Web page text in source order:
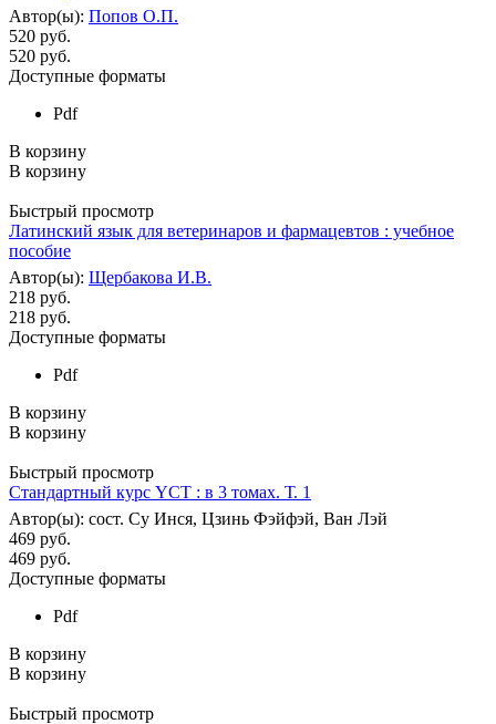
Автор(ы): Попов О.П.
520 руб.
520 руб.
Доступные форматы
Pdf
В корзину
В корзину
Быстрый просмотр
Латинский язык для ветеринаров и фармацевтов : учебное
пособие
Автор(ы): Щербакова И.В.
218 руб.
218 руб.
Доступные форматы
Pdf
В корзину
В корзину
Быстрый просмотр
Стандартный курс YCT : в 3 томах. Т. 1
Автор(ы): сост. Су Инся, Цзинь Фэйфэй, Ван Лэй
469 руб.
469 руб.
Доступные форматы
Pdf
В корзину
В корзину
Быстрый просмотр